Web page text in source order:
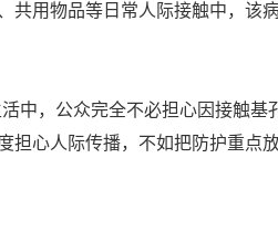
共用物品等日常人际接触中，该
中，公众完全不必担心因接触基
担心人际传播，不如把防护重点